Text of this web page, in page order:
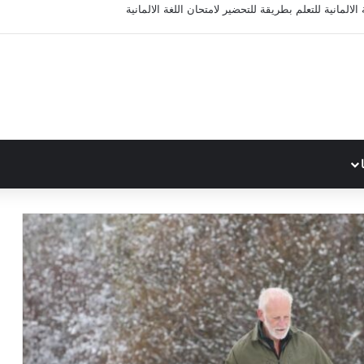
للتعلم بطريقة للتحضير لامتحان اللغة الالمانية